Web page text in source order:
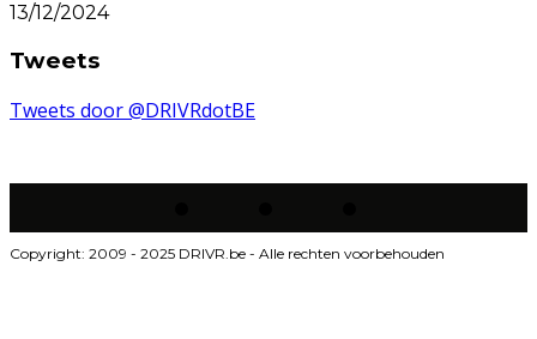
13/12/2024
Tweets
Tweets door @DRIVRdotBE
Copyright: 2009 - 2025 DRIVR.be - Alle rechten voorbehouden